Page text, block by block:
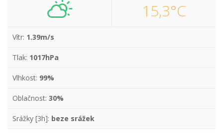
15,3°C
Vítr: 1.39m/s
Tlak: 1017hPa
Vlhkost: 99%
Oblačnost: 30%
Srážky [3h]: beze srážek